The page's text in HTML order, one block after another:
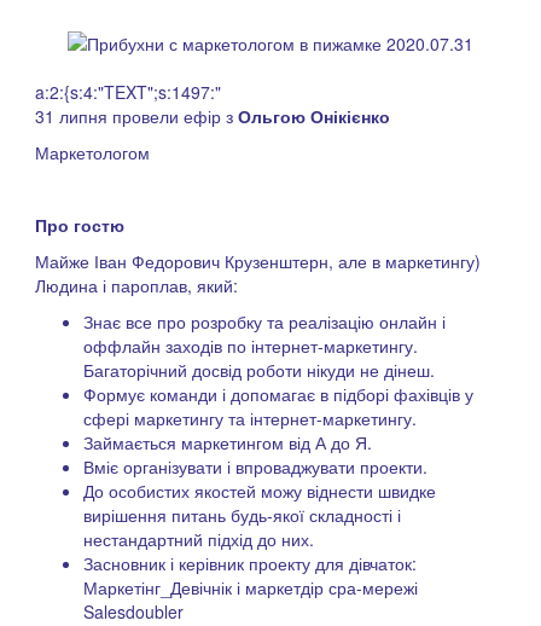
a:2:{s:4:"TEXT";s:1497:"
31 липня провели ефір з Ольгою Онікієнко
Маркетологом
Про гостю
Майже Іван Федорович Крузенштерн, але в маркетингу)
Людина і пароплав, який:
Знає все про розробку та реалізацію онлайн і
оффлайн заходів по інтернет-маркетингу.
Багаторічний досвід роботи нікуди не дінеш.
Формує команди і допомагає в підборі фахівців у
сфері маркетингу та інтернет-маркетингу.
Займається маркетингом від А до Я.
Вміє організувати і впроваджувати проекти.
До особистих якостей можу віднести швидке
вирішення питань будь-якої складності і
нестандартний підхід до них.
Засновник і керівник проекту для дівчаток:
Маркетінг_Девічнік і маркетдір сра-мережі
Salesdoubler